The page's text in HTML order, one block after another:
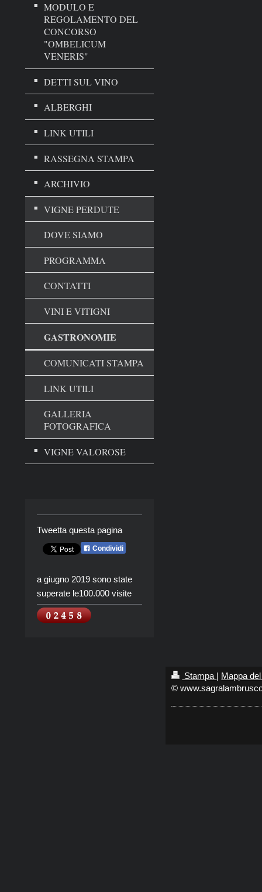
MODULO E
REGOLAMENTO DEL
CONCORSO
"OMBELICUM
VENERIS"
DETTI SUL VINO
ALBERGHI
LINK UTILI
RASSEGNA STAMPA
ARCHIVIO
VIGNE PERDUTE
DOVE SIAMO
PROGRAMMA
CONTATTI
VINI E VITIGNI
GASTRONOMIE
COMUNICATI STAMPA
LINK UTILI
GALLERIA
FOTOGRAFICA
VIGNE VALOROSE
Tweetta questa pagina
Condividi
a giugno 2019 sono state
superate le100.000 visite
Stampa | Mappa
©